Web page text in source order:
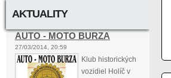
AKTUALITY
AUTO - MOTO BURZA
27/03/2014, 20:59
Klub historických
vozidiel Holíč v